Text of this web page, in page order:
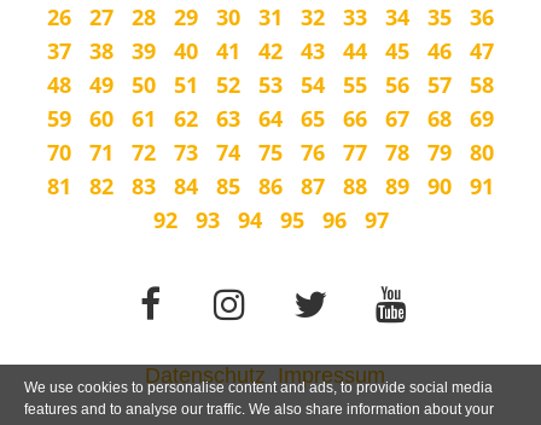
26 27 28 29 30 31 32 33 34 35 36
37 38 39 40 41 42 43 44 45 46 47
48 49 50 51 52 53 54 55 56 57 58
59 60 61 62 63 64 65 66 67 68 69
70 71 72 73 74 75 76 77 78 79 80
81
82 83 84 85 86 87 88 89 90 91
92
93 94 95 96 97
Datenschutz Impressum
We use cookies to personalise content and ads, to provide social media
features and to analyse our traffic. We also share information about your